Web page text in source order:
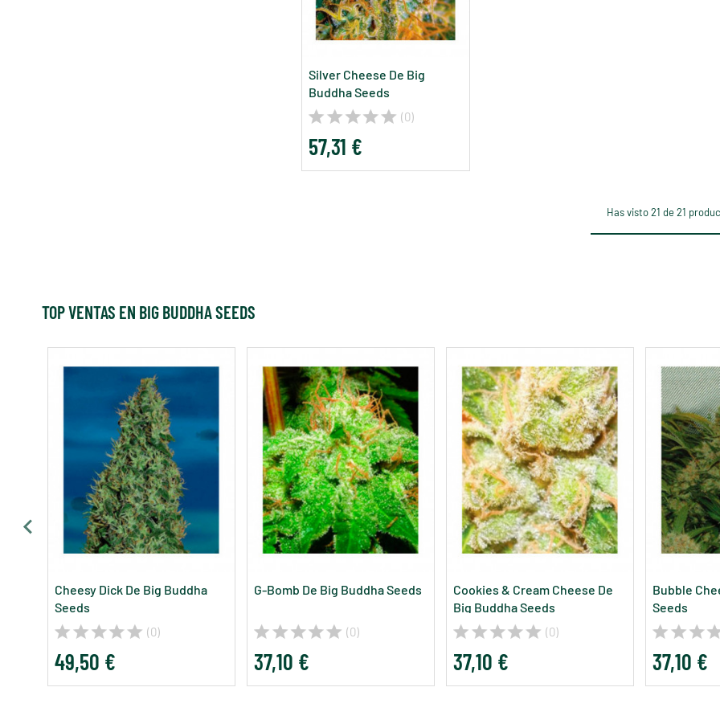
Silver Cheese De Big
Buddha Seeds
(0)
57,31 €
Has visto 21 de 21
TOP VENTAS EN BIG BUDDHA SEEDS
Cheesy Dick De Big Buddha
Seeds
(0)
49,50 €
G-Bomb De Big Buddha Seeds
(0)
37,10 €
Cookies & Cream Cheese De
Big Buddha Seeds
(0)
37,10 €
Bubble
Seeds
37,10 €